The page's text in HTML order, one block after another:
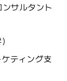
サルタント
ティング支